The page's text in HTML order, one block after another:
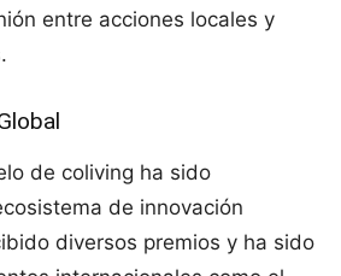
entre acciones locales y
de coliving ha sido
de innovación
diversos premios y ha sido